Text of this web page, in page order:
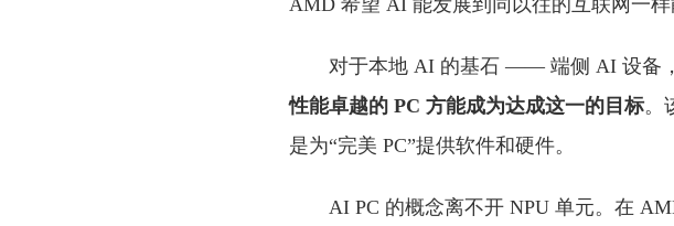
AMD 希望 AI 能发展到同以往的互联网一样
对于本地 AI 的基石 —— 端侧 AI 设备
性能卓越的 PC 方能成为达成这一的目标。
是为“完美 PC”提供软件和硬件。
AI PC 的概念离不开 NPU 单元。在